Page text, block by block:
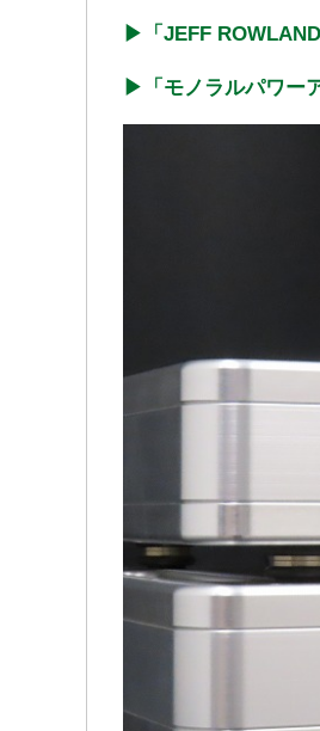
▶︎「JEFF ROWLAND
▶︎「モノラルパワー